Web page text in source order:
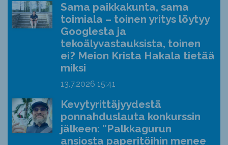
Sama paikkakunta, sama
toimiala – toinen yritys löytyy
Googlesta ja
tekoälyvastauksista, toinen
ei? Meion Krista Hakala tietää
miksi
13.7.2026 15:41
Kevytyrittäjyydestä
ponnahduslauta konkurssin
jälkeen: ”Palkkagurun
ansiosta paperitöihin menee